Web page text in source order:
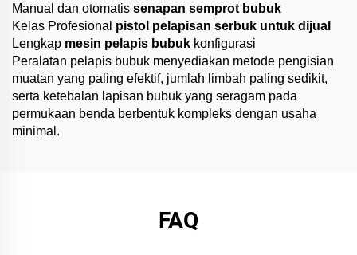
Manual dan otomatis senapan semprot bubuk
Kelas Profesional pistol pelapisan serbuk untuk dijual
Lengkap mesin pelapis bubuk konfigurasi
Peralatan pelapis bubuk menyediakan metode pengisian
muatan yang paling efektif, jumlah limbah paling sedikit,
serta ketebalan lapisan bubuk yang seragam pada
permukaan benda berbentuk kompleks dengan usaha
minimal.
FAQ